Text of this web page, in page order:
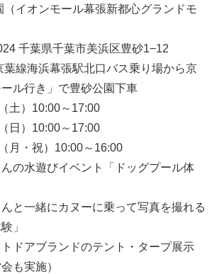
（イオンモール幕張新都心グランドモ
葉県千葉市美浜区豊砂1−12
葉線海浜幕張駅北口バス乗り場から京
ル行き」で豊砂公園下車
土）10:00～17:00
10:00～17:00
祝）10:00～16:00
んの水遊びイベント「ドッグプール体
緒にカヌーに乗って写真を撮れる
」
ブランドのテント・タープ展示
も実施）